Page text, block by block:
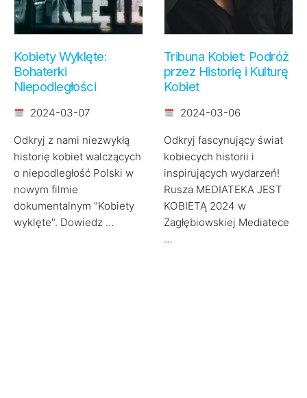
Kobiety Wyklęte:
Bohaterki
Niepodległości
2024-03-07
Odkryj z nami niezwykłą
historię kobiet walczących
o niepodległość Polski w
nowym filmie
dokumentalnym "Kobiety
wyklęte". Dowiedz …
Tribuna Kobiet: Podróż
przez Historię i Kulturę
Kobiet
2024-03-06
Odkryj fascynujący świat
kobiecych historii i
inspirujących wydarzeń!
Rusza MEDIATEKA JEST
KOBIETĄ 2024 w
Zagłębiowskiej Mediatece
…